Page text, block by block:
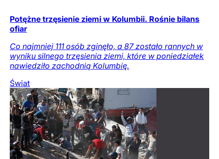
Potężne trzęsienie ziemi w Kolumbii. Rośnie bilans
ofiar
Co najmniej 111 osób zginęło, a 87 zostało rannych w
wyniku silnego trzęsienia ziemi, które w poniedziałek
nawiedziło zachodnią Kolumbię.
Świat